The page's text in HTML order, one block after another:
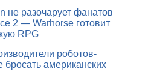
не разочарует фанатов
2 — Warhorse готовит
RPG
роботов-
американских